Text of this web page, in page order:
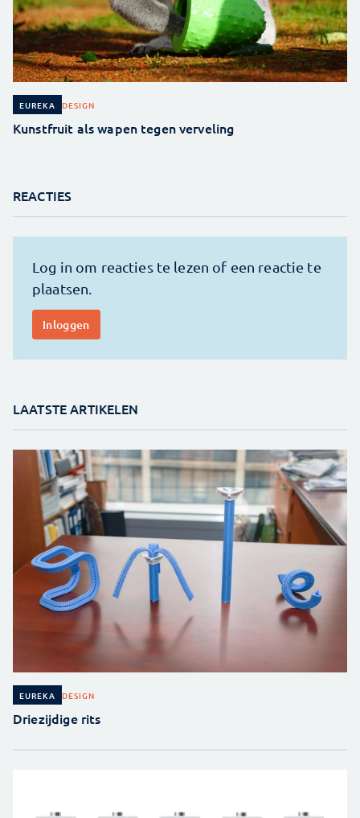
EUREKA DESIGN
Kunstfruit als wapen tegen verveling
REACTIES
LAATSTE ARTIKELEN
EUREKA DESIGN
Driezijdige rits